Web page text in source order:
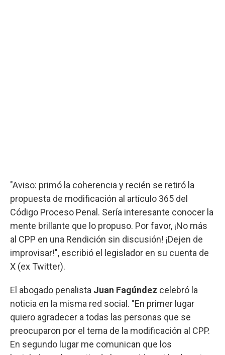
"Aviso: primó la coherencia y recién se retiró la
propuesta de modificación al artículo 365 del
Código Proceso Penal. Sería interesante conocer la
mente brillante que lo propuso. Por favor, ¡No más
al CPP en una Rendición sin discusión! ¡Dejen de
improvisar!", escribió el legislador en su cuenta de
X (ex Twitter).
El abogado penalista Juan Fagúndez celebró la
noticia en la misma red social. "En primer lugar
quiero agradecer a todas las personas que se
preocuparon por el tema de la modificación al CPP.
En segundo lugar me comunican que los